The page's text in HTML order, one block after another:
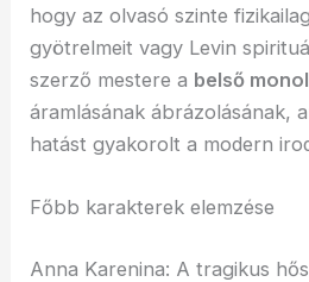
hogy az olvasó szinte
gyötrelmeit vagy Levin
szerző mestere a belső
áramlásának ábrázolásának,
hatást gyakorolt a modern
Főbb karakterek elemzése
Anna Karenina: A tragikus